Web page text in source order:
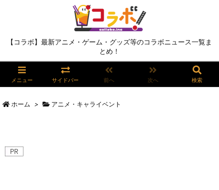
【コラボ】最新アニメ・ゲーム・グッズ等のコラボニュース一覧ま
とめ！
メニュー サイドバー 前へ 次へ 検索
ホーム > アニメ・キャライベント